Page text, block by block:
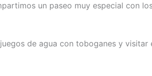
un paseo muy especial con
de agua con toboganes y